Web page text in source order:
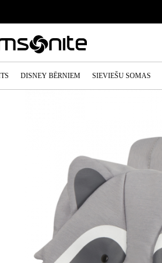
DISNEY BĒRNIEM SIEVIEŠU SOMAS